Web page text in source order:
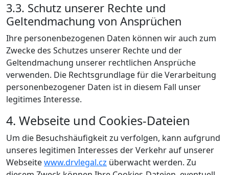
3.3. Schutz unserer Rechte und
Geltendmachung von Ansprüchen
Ihre personenbezogenen Daten können wir auch zum
Zwecke des Schutzes unserer Rechte und der
Geltendmachung unserer rechtlichen Ansprüche
verwenden. Die Rechtsgrundlage für die Verarbeitung
personenbezogener Daten ist in diesem Fall unser
legitimes Interesse.
4. Webseite und Cookies-Dateien
Um die Besuchshäufigkeit zu verfolgen, kann aufgrund
unseres legitimen Interesses der Verkehr auf unserer
Webseitewww.drvlegal.cz überwacht werden. Zu